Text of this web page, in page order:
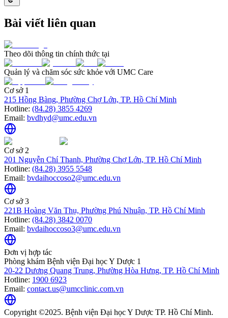
Bài viết liên quan
Theo dõi thông tin chính thức tại
Quản lý và chăm sóc sức khỏe với UMC Care
Cơ sở 1
215 Hồng Bàng, Phường Chợ Lớn, TP. Hồ Chí Minh
Hotline: (84.28) 3855 4269
Email: bvdhyd@umc.edu.vn
Cơ sở 2
201 Nguyễn Chí Thanh, Phường Chợ Lớn, TP. Hồ Chí Minh
Hotline: (84.28) 3955 5548
Email: bvdaihoccoso2@umc.edu.vn
Cơ sở 3
221B Hoàng Văn Thụ, Phường Phú Nhuận, TP. Hồ Chí Minh
Hotline: (84.28) 3842 0070
Email: bvdaihoccoso3@umc.edu.vn
Đơn vị hợp tác
Phòng khám Bệnh viện Đại học Y Dược 1
20-22 Dương Quang Trung, Phường Hòa Hưng, TP. Hồ Chí Minh
Hotline: 1900 6923
Email: contact.us@umcclinic.com.vn
Copyright ©2025. Bệnh viện Đại học Y Dược TP. Hồ Chí Minh.